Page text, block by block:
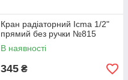
Кран радіаторний Icma 1/2"
прямий без ручки №815
В наявності
345 ₴